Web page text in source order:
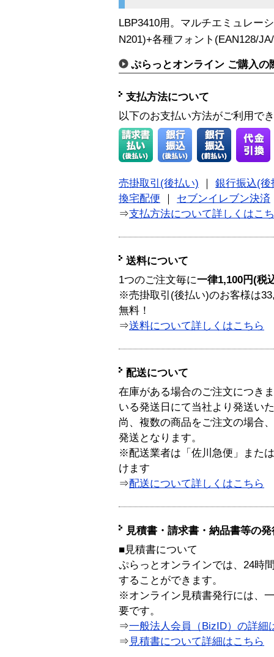
LBP3410用。マルチエミュレー
N201)+各種フォント(EAN128/
ぷらっとオンライン ご購入の
支払方法について
以下のお支払い方法がご利用で
売掛取引(後払い)
銀行振込(後
換宅配便
セブンイレブン決済
⇒支払方法について詳しくはこ
送料について
1つのご注文毎に一律1,100円(税
※売掛取引(後払い)のお客様は
無料！
⇒送料について詳しくはこちら
配送について
在庫がある場合のご注文につき
いる発送日にて当社より発送い
尚、複数の商品をご注文の場合
発送となります。
※配送業者は「佐川急便」また
けます
⇒配送について詳しくはこちら
見積書・請求書・納品書等の
■見積書について
ぷらっとオンラインでは、24時
することができます。
※オンライン見積書発行には、
要です。
⇒一般法人会員（BizID）の詳細
⇒ 見積書について詳細はこちら